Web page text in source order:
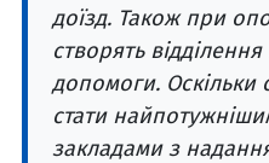
доїзд. Також при
створять
допомоги.
стати
закладами з